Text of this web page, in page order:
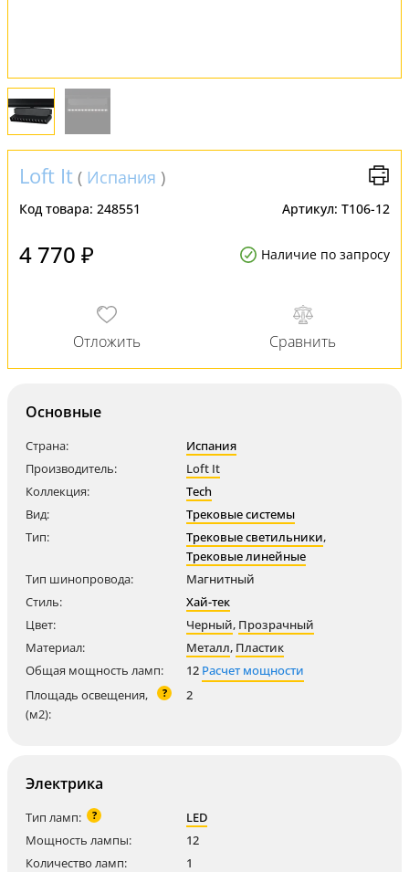
Loft It ( Испания )
Код товара: 248551 Артикул: T106-12
4 770 ₽ Наличие по запросу
Основные
Страна:
Испания
Производитель:
Loft It
Коллекция:
Tech
Вид:
Трековые системы
Тип:
Трековые светильники,
Трековые линейные
Тип шинопровода:
Магнитный
Стиль:
Хай-тек
Цвет:
Черный, Прозрачный
Материал:
Металл, Пластик
Общая мощность ламп:
12 Расчет мощности
Площадь освещения,
(м2):
? 2
Электрика
Тип ламп: ?
LED
Мощность лампы:
12
Количество ламп:
1